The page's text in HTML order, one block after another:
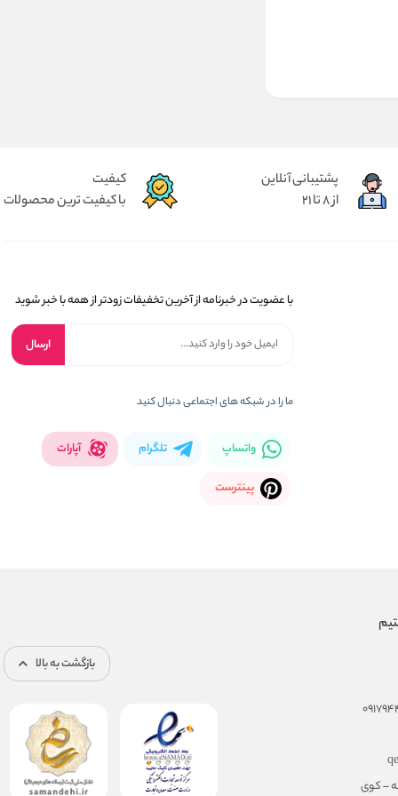
پشتیبانی آنلاین
از 8 تا 21
کیفیت
با کیفیت ترین محصولات
با عضویت در خبرنامه از آخرین تخفیفات زودتر از همه با خبر شوید
ارسال
ما را در شبکه های اجتماعی دنبال کنید
واتساپ تلگرام آپارات
پینترست
– کوی
بازگشت به بالا